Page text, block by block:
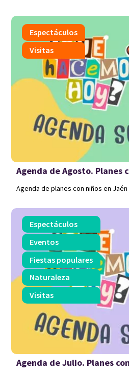
Agenda de Agosto. Planes
Espectáculos
Visitas
Agenda de planes con niños en Jaén
Agenda de Julio. Planes
Espectáculos
Eventos
Fiestas populares
Naturaleza
Visitas